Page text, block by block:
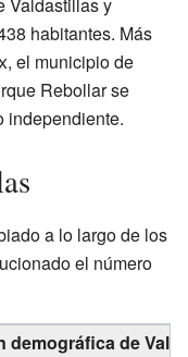
habitantes. Más
, el municipio de
Rebollar se
independiente.
a lo largo de los
el número
de